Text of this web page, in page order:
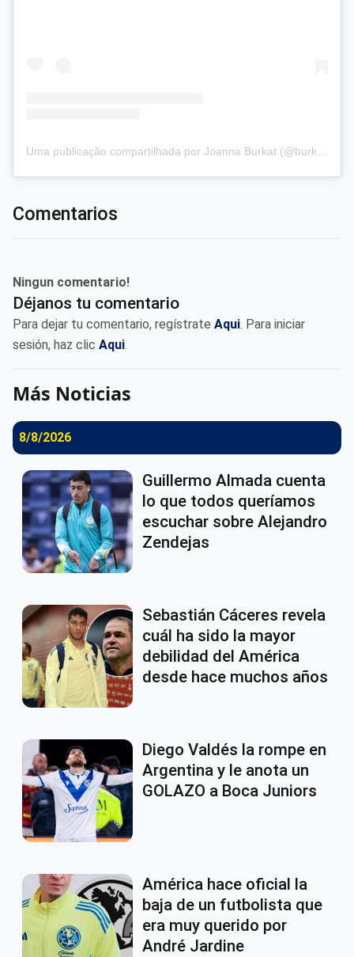
Uma publicação compartilhada por Joanna Burkat (@burkat.joanna)
Comentarios
Ningun comentario!
Déjanos tu comentario
Para dejar tu comentario, regístrate Aqui. Para iniciar
sesión, haz clic Aqui.
Más Noticias
8/8/2026
Guillermo Almada cuenta
lo que todos queríamos
escuchar sobre Alejandro
Zendejas
Sebastián Cáceres revela
cuál ha sido la mayor
debilidad del América
desde hace muchos años
Diego Valdés la rompe en
Argentina y le anota un
GOLAZO a Boca Juniors
América hace oficial la
baja de un futbolista que
era muy querido por
André Jardine